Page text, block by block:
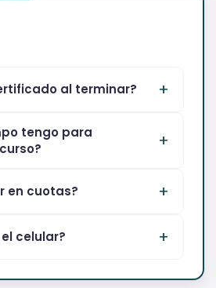
al terminar?
tengo para
en cuotas?
celular?